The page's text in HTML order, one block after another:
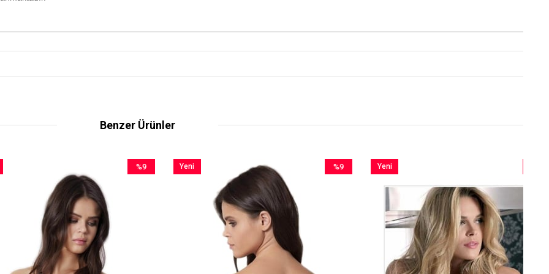
Benzer Ürünler
%9İndirim